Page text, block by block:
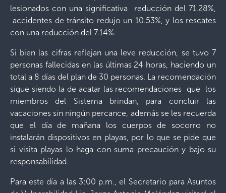
lesionados con una significativa reducción del 71.28%,
accidentes de tránsito redujo un 10.53%, y los rescates
con una reducción del 7.14%.
Si bien las cifras reflejan una leve reducción, se tuvo 7
personas fallecidas en las últimas 24 horas, haciendo un
total a 8 días del plan de 30 personas. La recomendación
sigue siendo la de acatar las recomendaciones que los
miembros del Sistema brindan, para concluir las
vacaciones sin ningún percance, además se les recuerda
que el día de mañana los cuerpos de socorro no
instalarán dispositivos en playas, por lo que se pide que
si visita playas lo haga con suma precaución y bajo su
responsabilidad.
Para este día a las 3:00 p.m., el Secretario para Asuntos